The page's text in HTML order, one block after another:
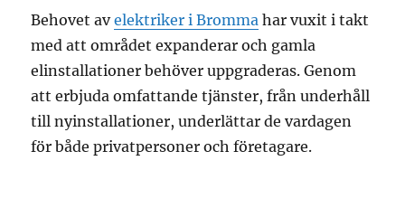
Behovet avelektriker i Bromma har vuxit i takt
med att området expanderar och gamla
elinstallationer behöver uppgraderas. Genom
att erbjuda omfattande tjänster, från underhåll
till nyinstallationer, underlättar de vardagen
för både privatpersoner och företagare.